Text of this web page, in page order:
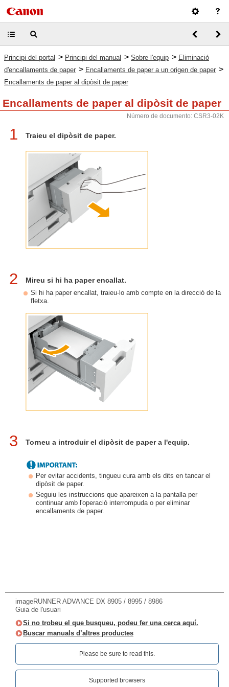
Principi del portal > Principi del manual > Sobre l'equip > Eliminació
d'encallaments de paper > Encallaments de paper a un origen de paper >
Encallaments de paper al dipòsit de paper
Encallaments de paper al dipòsit de paper
Número de documento: CSR3-02K
1 Traieu el dipòsit de paper.
2 Mireu si hi ha paper encallat.
Si hi ha paper encallat, traieu-lo amb compte en la direcció de la
fletxa.
3 Torneu a introduir el dipòsit de paper a l'equip.
Per evitar accidents, tingueu cura amb els dits en tancar el
dipòsit de paper.
Seguiu les instruccions que apareixen a la pantalla per
continuar amb l'operació interrompuda o per eliminar
encallaments de paper.
imageRUNNER ADVANCE DX 8905 / 8995 / 8986
Guia de l'usuari
Si no trobeu el que busqueu, podeu fer una cerca aquí.
Buscar manuals d’altres productes
Please be sure to read this.‎
Supported browsers